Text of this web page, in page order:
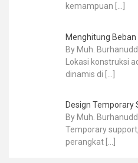
kemampuan
Menghitung Beban
By Muh.
Lokasi konstruksi
dinamis di […]
Design Temporary
By Muh.
Temporary
perangkat […]